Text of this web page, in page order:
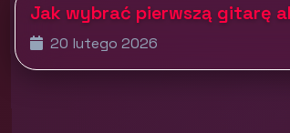
Jak wybrać pierwszą gitarę
20 lutego 2026